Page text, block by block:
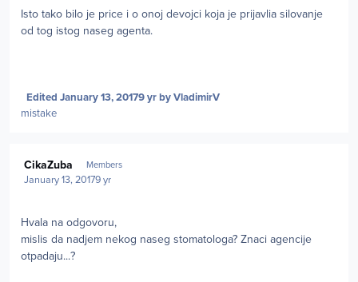
Isto tako bilo je price i o onoj devojci koja je prijavlia silovanje
od tog istog naseg agenta.
Edited January 13, 20179 yrby VladimirV
mistake
CikaZuba Members
January 13, 20179 yr
Hvala na odgovoru,
mislis da nadjem nekog naseg stomatologa? Znaci agencije
otpadaju...?